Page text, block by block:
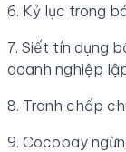
6. Kỷ lục trong
7. Siết tín dụng
doanh nghiệp
8. Tranh chấp
9. Cocobay